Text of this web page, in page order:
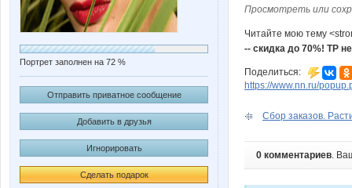
Портрет заполнен на 72 %
Отправить приватное сообщение
Добавить в друзья
Игнорировать
Сделать подарок
Просмотреть или
Читайте мою тему
-- скидка до 70%! ТР
Поделиться:
https://www.nn.ru/
Сбор заказов.
0 комментариев.